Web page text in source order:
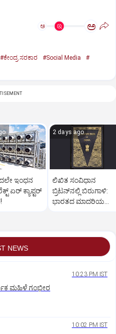
ಅ ಅ
#ಕೇಂದ್ರ ಸರಕಾರ #Social Media
#
ಇಂಧನ
ಏರ್‌ ಕ್ಯಾಪ್ಟರ್
2 days ago
ಲಿಖಿತ ಸಂವಿಧಾನ
ಬ್ರಿಟನ್‌ನಲ್ಲಿ ಬಿರುಗಾಳಿ:
ಭಾರತದ ಮಾದರಿಯ
NEWS
10:23 PM IST
ಮಹಿಳೆ ಗಂಭೀರ
10:02 PM IST